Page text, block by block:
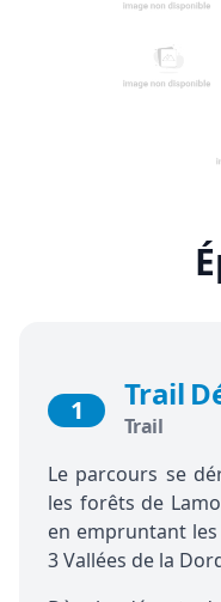
1 Trail
Trail
Le parcours se
les forêts de
en empruntant
3 Vallées de la